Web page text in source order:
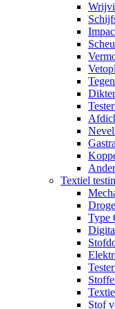
Textiel
Type
Stof